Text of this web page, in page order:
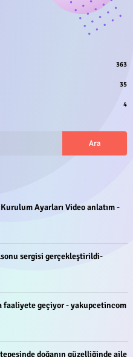
363
35
4
Ayarları Video anlatım -
sergisi gerçekleştirildi-
faaliyete geçiyor - yakupcetincom
doğanın güzelliğinde aile